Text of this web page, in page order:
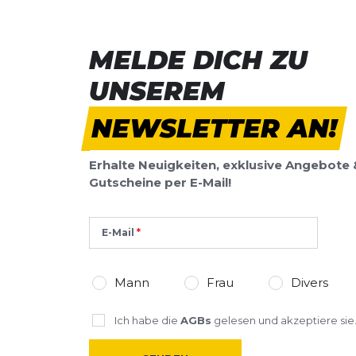
MELDE DICH ZU
UNSEREM
NEWSLETTER AN!
Erhalte Neuigkeiten, exklusive Angebote
Gutscheine per E-Mail!
E-Mail
Mann Frau Divers
Ich habe die AGBs gelesen und akzeptiere sie.